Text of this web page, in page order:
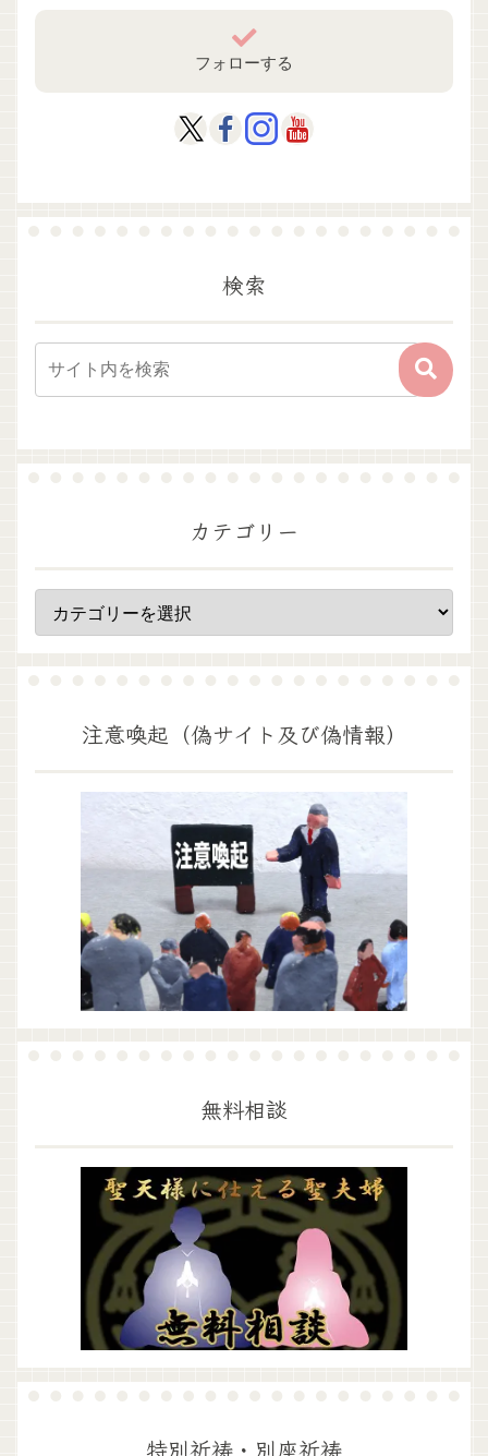
フォローする
検索
カテゴリー
注意喚起（偽サイト及び偽情報）
無料相談
特別祈祷・別座祈祷